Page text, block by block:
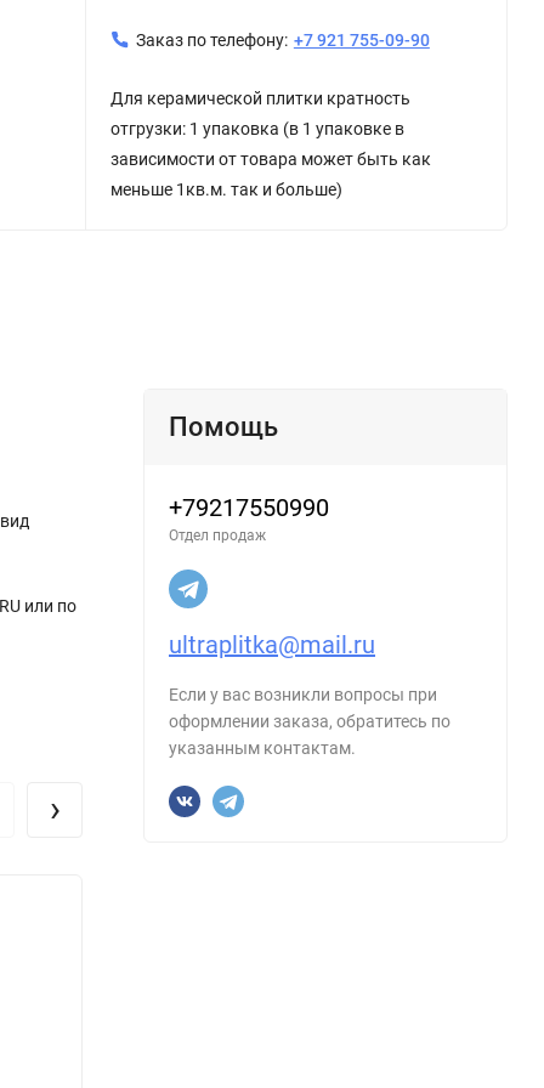
Заказ по телефону: +7 921 755-09-90
Для керамической плитки кратность
отгрузки: 1 упаковка (в 1 упаковке в
зависимости от товара может быть как
меньше 1кв.м. так и больше)
или по
›
Помощь
+79217550990
Отдел продаж
ultraplitka@mail.ru
Если у вас возникли вопросы при
оформлении заказа, обратитесь по
указанным контактам.